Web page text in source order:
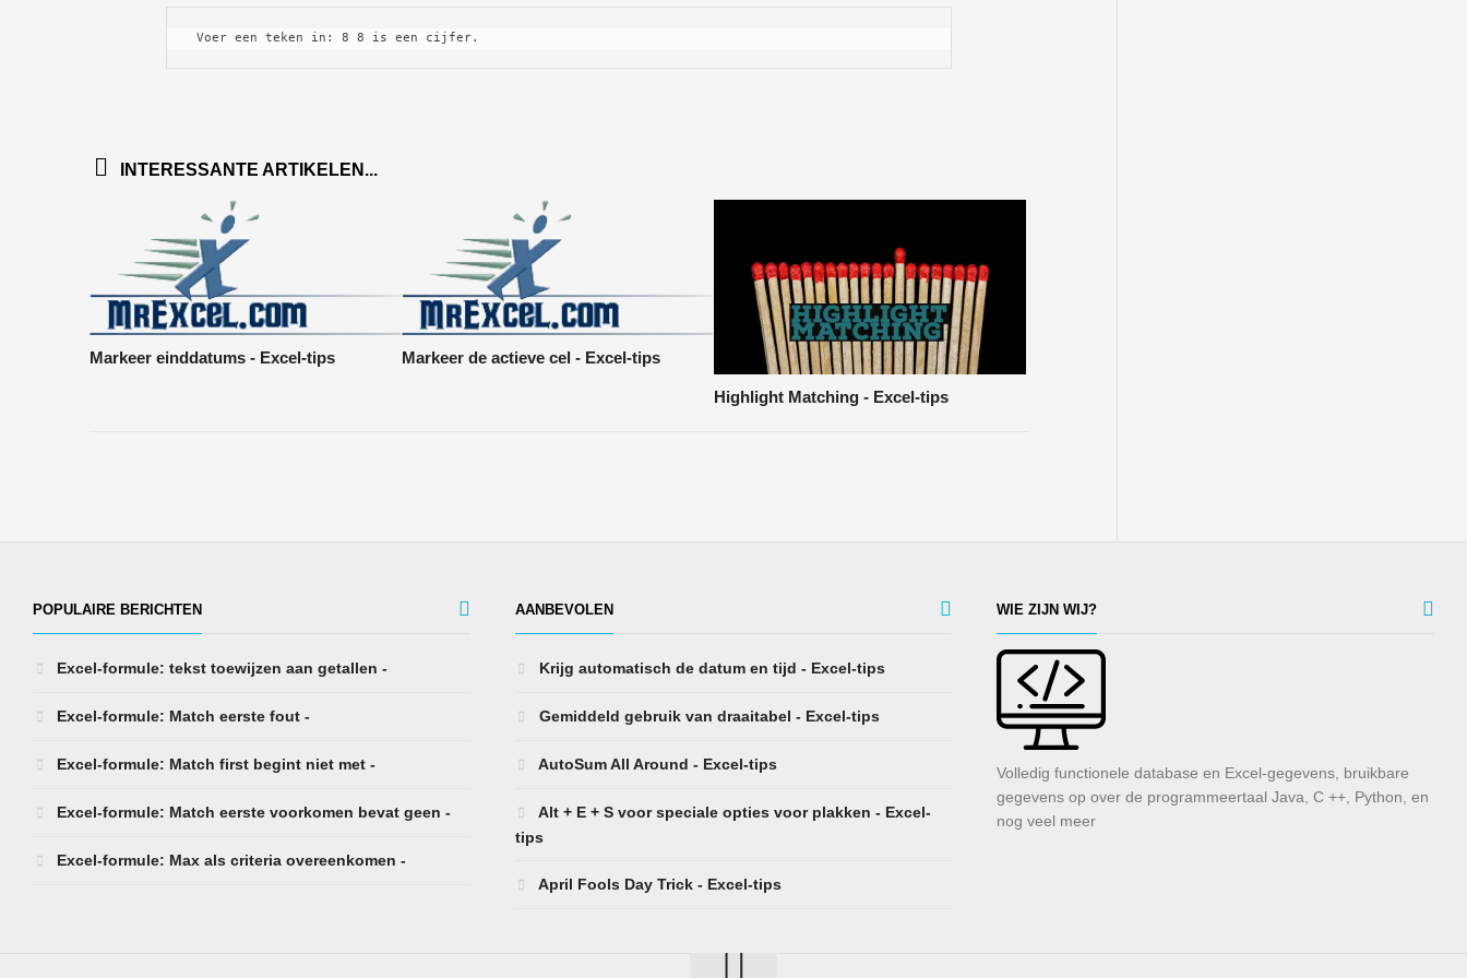
Voer een teken in: 8 8 is een cijfer.
INTERESSANTE ARTIKELEN...
Markeer einddatums - Excel-tips Markeer de actieve cel - Excel-tips
Highlight Matching - Excel-tips
POPULAIRE BERICHTEN
Excel-formule: tekst toewijzen aan getallen -
Excel-formule: Match eerste fout -
Excel-formule: Match first begint niet met -
Excel-formule: Match eerste voorkomen bevat geen -
Excel-formule: Max als criteria overeenkomen -
AANBEVOLEN
Krijg automatisch de datum en tijd - Excel-tips
Gemiddeld gebruik van draaitabel - Excel-tips
AutoSum All Around - Excel-tips
Alt + E + S voor speciale opties voor plakken - Excel-
tips
April Fools Day Trick - Excel-tips
WIE ZIJN WIJ?
Volledig functionele database en Excel-gegevens, bruikbare
gegevens op over de programmeertaal Java, C ++, Python, en
nog veel meer